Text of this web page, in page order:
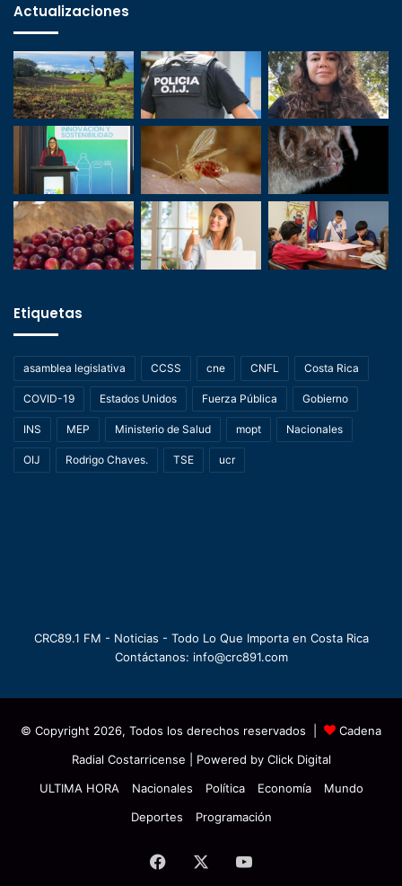
Actualizaciones
Etiquetas
asamblea legislativa CCSS cne CNFL Costa Rica
COVID-19 Estados Unidos Fuerza Pública Gobierno
INS MEP Ministerio de Salud mopt Nacionales
OIJ Rodrigo Chaves. TSE ucr
CRC89.1 FM - Noticias - Todo Lo Que Importa en Costa Rica
Contáctanos: info@crc891.com
© Copyright 2026, Todos los derechos reservados |
Cadena
Radial Costarricense | Powered by Click Digital
ULTIMA HORA
Nacionales Política Economía
Mundo
Deportes
Programación
Facebook